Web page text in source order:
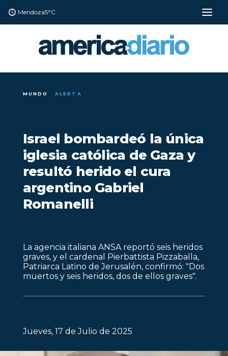
Mendoza5°C
MUNDO ALERTA
Israel bombardeó la única
iglesia católica de Gaza y
resultó herido el cura
argentino Gabriel
Romanelli
La agencia italiana ANSA reportó seis heridos
graves, y el cardenal Pierbattista Pizzaballa,
Patriarca Latino de Jerusalén, confirmó: "Dos
muertos y seis heridos, dos de ellos graves".
Jueves, 17 de Julio de 2025